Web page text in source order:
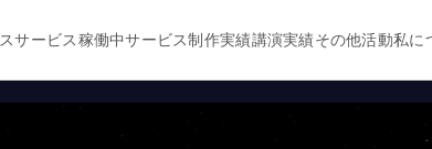
サービス稼働中サービス制作実績講演実績その他活動私に